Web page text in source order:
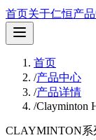
首页关于仁恒产
首页
/产品中心
/产品详情
/Clayminton
CLAYMINTON系